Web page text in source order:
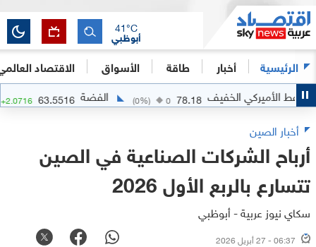
الرئيسية أخبار طاقة الأسواق الاقتصاد
أبوظبي
41°C
الأميركي الخفيف 78.18
0
(0%) الفضة 63.5516
+ 2.0716
%)
أخبار الصين
أرباح الشركات الصناعية في الصين
تتسارع بالربع الأول 2026
سكاي نيوز عربية - أبوظبي
06:37 - 27 أبريل 2026